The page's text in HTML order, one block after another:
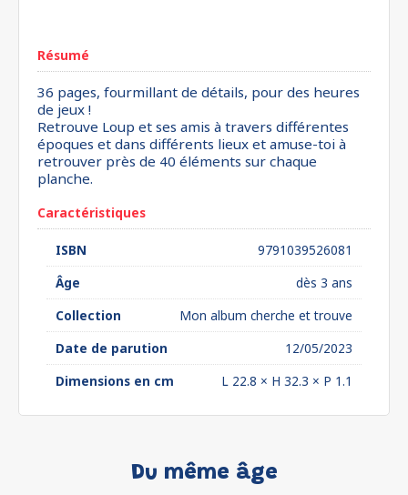
Résumé
36 pages, fourmillant de détails, pour des heures
de jeux !
Retrouve Loup et ses amis à travers différentes
époques et dans différents lieux et amuse-toi à
retrouver près de 40 éléments sur chaque
planche.
Caractéristiques
ISBN
9791039526081
Âge
dès 3 ans
Collection
Mon album cherche et trouve
Date de parution
12/05/2023
Dimensions en cm
L 22.8 × H 32.3 × P 1.1
Du même âge